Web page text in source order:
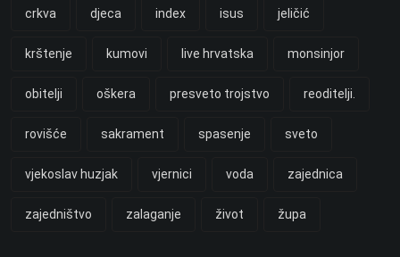
crkva djeca index isus jeličić
krštenje kumovi live hrvatska monsinjor
obitelji oškera presveto trojstvo reoditelji.
rovišće sakrament spasenje sveto
vjekoslav huzjak vjernici voda zajednica
zajedništvo zalaganje život župa